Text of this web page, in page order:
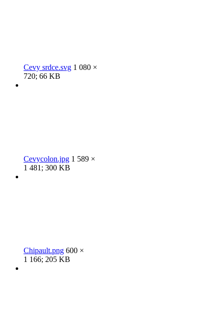
Cevy srdce.svg 1 080 ×
720; 66 KB
Cevycolon.jpg 1 589 ×
1 481; 300 KB
Chipault.png 600 ×
1 166; 205 KB